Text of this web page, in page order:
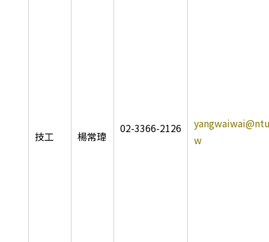
技工 楊常瑋
02-3366-2126
w